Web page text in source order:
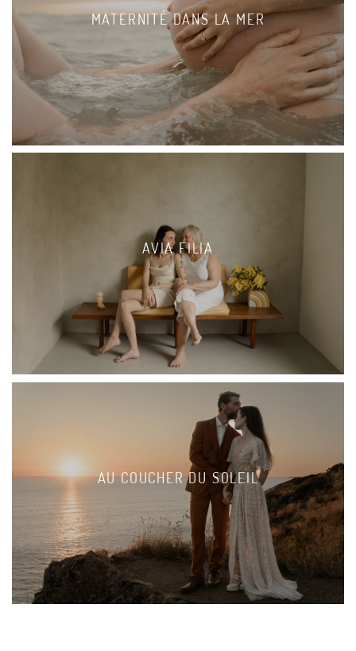
MATERNITÉ DANS LA MER
AVIA FILIA
AU COUCHER DU SOLEIL